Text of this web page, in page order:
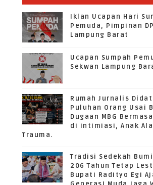
Iklan Ucapan Hari
Pemuda, Pimpinan
Lampung Barat
Ucapan Sumpah
Sekwan Lampung
Rumah Jurnalis
Puluhan Orang Usai
Dugaan MBG
di intimiasi, Anak
Trauma.
Tradisi Sedekah
206 Tahun Tetap
Bupati Radityo Egi